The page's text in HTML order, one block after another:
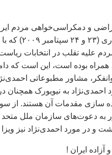
و دمکراسی‌خواهی مردم
کشور در
مردم عليه تقلب در انتخابات
بوده است، اين است که
مشاور مطبوعاتی
به نيويورک همچنان
سازی مقدمات آن هستند. از
به دعوت‌های سازمان ملل
و در مورد احمدی‌نژاد نيز
ايران !